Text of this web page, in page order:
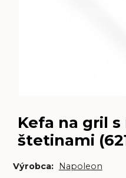
Kefa na gril
štetinami
Výrobca:
Napoleon